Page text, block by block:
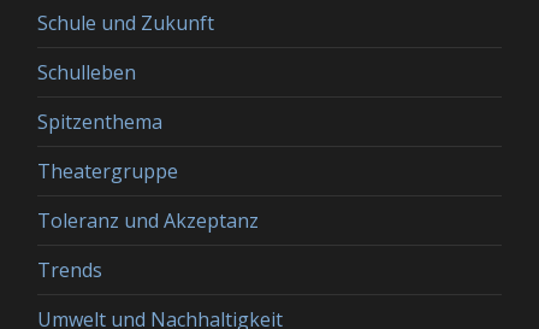
Schule und Zukunft
Schulleben
Spitzenthema
Theatergruppe
Toleranz und Akzeptanz
Trends
Umwelt und Nachhaltigkeit